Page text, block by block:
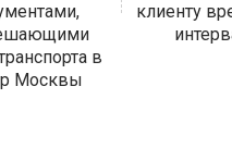
в
Москвы
клиенту